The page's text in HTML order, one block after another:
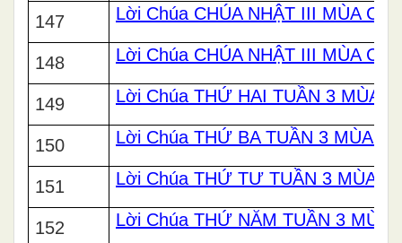
147 Lời Chúa CHÚA NHẬT III MÙA
148 Lời Chúa CHÚA NHẬT III MÙA
149 Lời Chúa THỨ HAI TUẦN 3 MÙA
150 Lời Chúa THỨ BA TUẦN 3 MÙA
151 Lời Chúa THỨ TƯ TUẦN 3 MÙA
152 Lời Chúa THỨ NĂM TUẦN 3 MÙA